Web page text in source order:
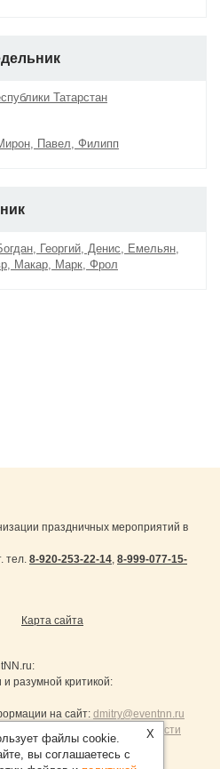
Татарстан
Павел, Филипп
Георгий, Денис, Емельян,
Макар, Марк, Фрол
праздничных мероприятий в
тел. 8-920-253-22-14, 8-999-077-15-
Карта сайта
:
разумной критикой:
на сайт: dmitry@eventnn.ru
и политика конфиденциальности
X
файлы cookie.
вы соглашаетесь с